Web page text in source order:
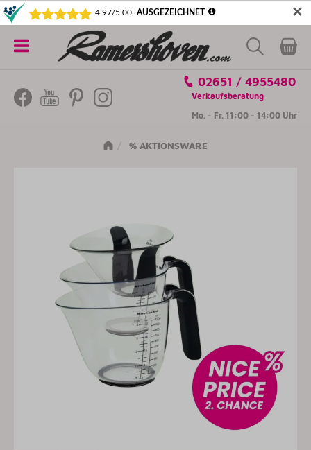
✕
5€ SICHERN! NEWSLETTER ABONNIEREN
Kategorien
02651 / 4955480
Verkaufsberatung
Mo. - Fr. 11:00 - 14:00 Uhr
% AKTIONSWARE